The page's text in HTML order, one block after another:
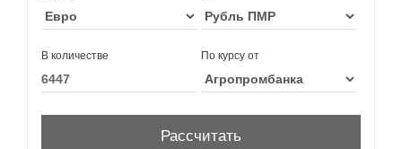
В количестве По курсу от